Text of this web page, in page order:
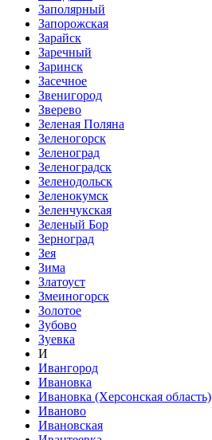
Заполярный
Запорожская
Зарайск
Заречный
Заринск
Засечное
Звенигород
Зверево
Зеленая Поляна
Зеленогорск
Зеленоград
Зеленоградск
Зеленодольск
Зеленокумск
Зеленчукская
Зеленый Бор
Зерноград
Зея
Зима
Златоуст
Змеиногорск
Золотое
Зубово
Зуевка
И
Ивангород
Ивановка
Ивановка (Херсонская область)
Иваново
Ивановская